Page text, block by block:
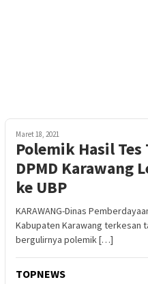
Maret 18, 2021
Polemik Hasil
DPMD Karawang
ke UBP
KARAWANG-Dinas
Kabupaten Karawang terkesan
bergulirnya polemik […]
TOPNEWS